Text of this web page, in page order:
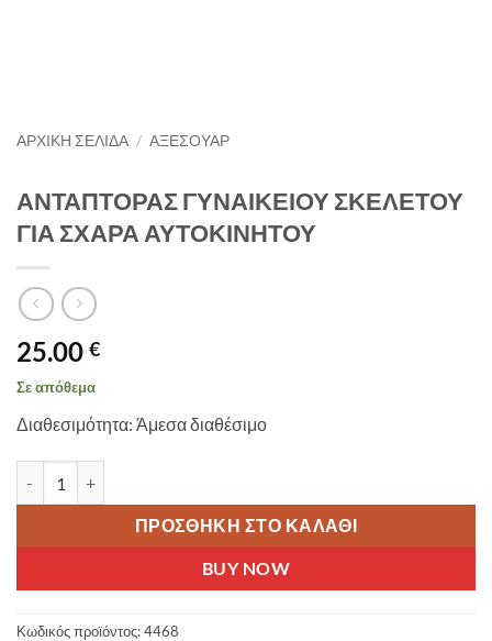
ΑΡΧΙΚΉ ΣΕΛΊΔΑ / ΑΞΕΣΟΥΑΡ
ΑΝΤΑΠΤΟΡΑΣ ΓΥΝΑΙΚΕΙΟΥ ΣΚΕΛΕΤΟΥ
ΓΙΑ ΣΧΑΡΑ ΑΥΤΟΚΙΝΗΤΟΥ
25.00 €
Σε απόθεμα
Διαθεσιμότητα: Άμεσα διαθέσιμο
ΠΡΟΣΘΉΚΗ ΣΤΟ ΚΑΛΆΘΙ
BUY NOW
Κωδικός προϊόντος:4468